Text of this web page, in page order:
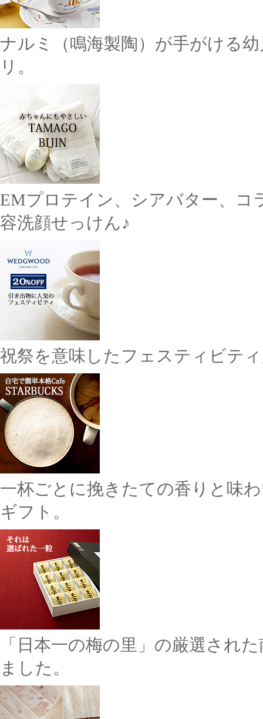
ナルミ（鳴海製陶）が手がける
リ。
EMプロテイン、シアバター、コ
容洗顔せっけん♪
祝祭を意味したフェスティビテ
一杯ごとに挽きたての香りと味
ギフト。
「日本一の梅の里」の厳選され
ました。